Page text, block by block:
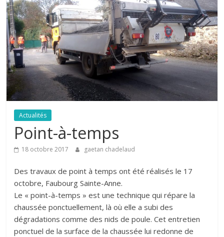
Actualités
Point-à-temps
18 octobre 2017 gaetan chadelaud
Des travaux de point à temps ont été réalisés le 17
octobre, Faubourg Sainte-Anne.
Le « point-à-temps » est une technique qui répare la
chaussée ponctuellement, là où elle a subi des
dégradations comme des nids de poule. Cet entretien
ponctuel de la surface de la chaussée lui redonne de